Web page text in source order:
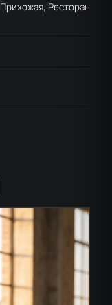
Прихожая, Ресторан